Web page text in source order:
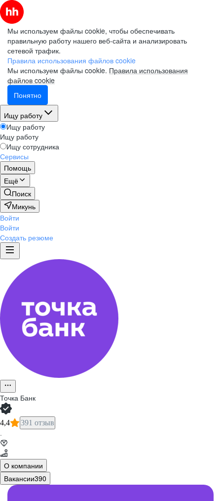
Мы используем файлы cookie, чтобы обеспечивать
правильную работу нашего веб-сайта и анализировать
сетевой трафик.
Правила использования файлов cookie
Мы используем файлы cookie. Правила использования
файлов cookie
Понятно
Ищу работу
Ищу работу
Ищу работу
Ищу сотрудника
Сервисы
Помощь
Ещё
Поиск
Микунь
Войти
Войти
Создать резюме
Точка Банк
4,4 391 отзыв
·
О компании
Вакансии390